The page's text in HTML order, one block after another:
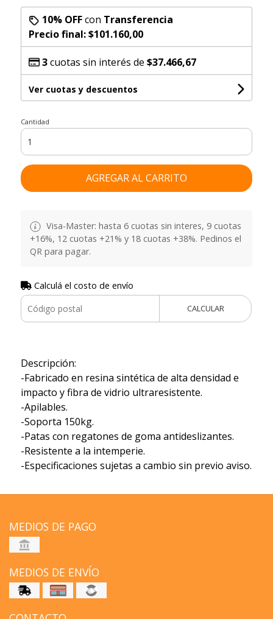
10% OFFcon Transferencia
Precio final:$101.160,00
3cuotas sin interés de $37.466,67
Ver cuotas y descuentos
Cantidad
AGREGAR AL CARRITO
Visa-Master: hasta 6 cuotas sin interes, 9 cuotas
+16%, 12 cuotas +21% y 18 cuotas +38%. Pedinos el
QR para pagar.
Calculá el costo de envío
CALCULAR
Descripción:
-Fabricado en resina sintética de alta densidad e
impacto y fibra de vidrio ultraresistente.
-Apilables.
-Soporta 150kg.
-Patas con regatones de goma antideslizantes.
-Resistente a la intemperie.
-Especificaciones sujetas a cambio sin previo aviso.
MEDIOS DE PAGO
MEDIOS DE ENVÍO